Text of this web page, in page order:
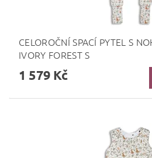
CELOROČNÍ SPACÍ PYTEL S
IVORY FOREST S
1 579 Kč